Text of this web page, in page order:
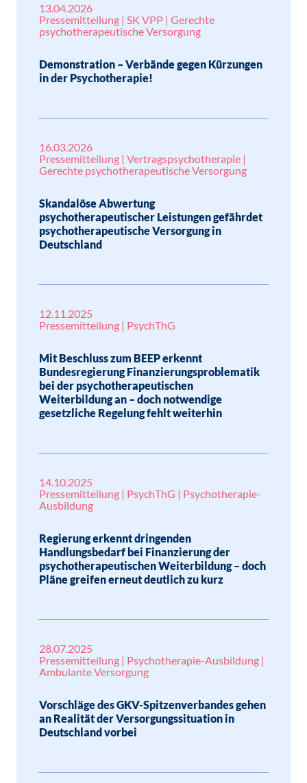
13.04.2026
Pressemitteilung | SK VPP | Gerechte
psychotherapeutische Versorgung
Demonstration – Verbände gegen Kürzungen
in der Psychotherapie!
16.03.2026
Pressemitteilung | Vertragspsychotherapie |
Gerechte psychotherapeutische Versorgung
Skandalöse Abwertung
psychotherapeutischer Leistungen gefährdet
psychotherapeutische Versorgung in
Deutschland
12.11.2025
Pressemitteilung | PsychThG
Mit Beschluss zum BEEP erkennt
Bundesregierung Finanzierungsproblematik
bei der psychotherapeutischen
Weiterbildung an – doch notwendige
gesetzliche Regelung fehlt weiterhin
14.10.2025
Pressemitteilung | PsychThG | Psychotherapie-
Ausbildung
Regierung erkennt dringenden
Handlungsbedarf bei Finanzierung der
psychotherapeutischen Weiterbildung – doch
Pläne greifen erneut deutlich zu kurz
28.07.2025
Pressemitteilung | Psychotherapie-Ausbildung |
Ambulante Versorgung
Vorschläge des GKV-Spitzenverbandes gehen
an Realität der Versorgungssituation in
Deutschland vorbei